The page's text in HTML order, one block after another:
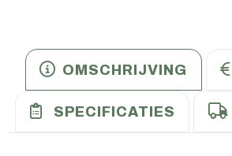
OMSCHRIJVING
SPECIFICATIES